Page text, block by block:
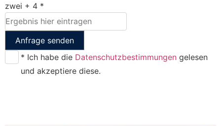
zwei + 4 *
Anfrage senden
* Ich habe die Datenschutzbestimmungen gelesen
und akzeptiere diese.